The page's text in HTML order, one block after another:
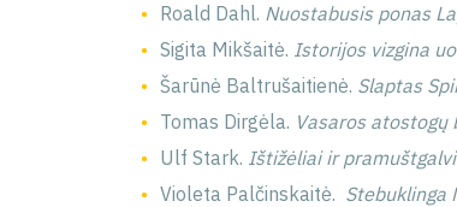
Roald Dahl. Nuostabusis ponas
Sigita Mikšaitė. Istorijos vizgina
Šarūnė Baltrušaitienė. Slaptas
Tomas Dirgėla. Vasaros atostogų
Ulf Stark. Ištižėliai ir
Violeta Palčinskaitė. Stebuklinga